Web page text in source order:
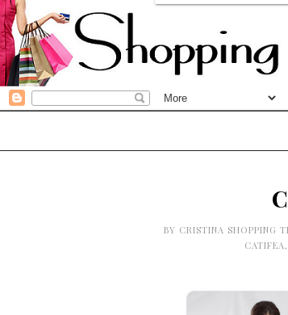
BY CRISTINA SHOPPING
CATIFEA,